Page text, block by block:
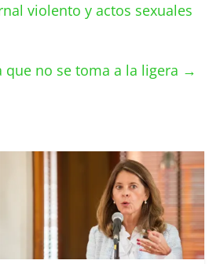
violento y actos sexuales
no se toma a la ligera →